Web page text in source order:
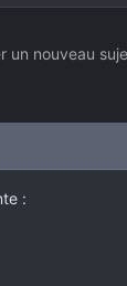
un nouveau
: